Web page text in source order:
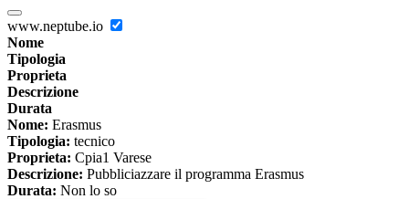
www.neptube.io
Nome
Tipologia
Proprieta
Descrizione
Durata
Nome: Erasmus
Tipologia: tecnico
Proprieta: Cpia1 Varese
Descrizione: Pubbliciazzare il programma Erasmus
Durata: Non lo so